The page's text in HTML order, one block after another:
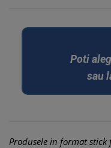
Poti
sau
Produsele in format stick